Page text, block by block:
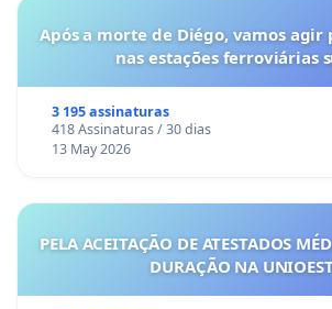
Após a morte de Diégo, vamos agir
nas estações ferroviárias
3 195 assinaturas
418 Assinaturas / 30 dias
13 May 2026
PELA ACEITAÇÃO DE ATESTADOS
DURAÇÃO NA